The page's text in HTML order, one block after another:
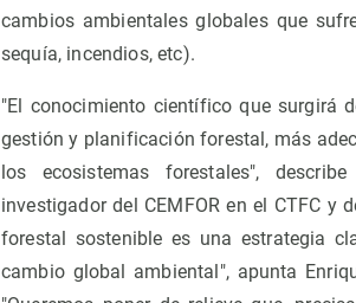
cambios ambientales globales que
sequía, incendios, etc).
"El conocimiento científico que surgirá
gestión y planificación forestal, más
los ecosistemas forestales",
investigador del CEMFOR en el CTFC y
forestal sostenible es una estrategia
cambio global ambiental", apunta